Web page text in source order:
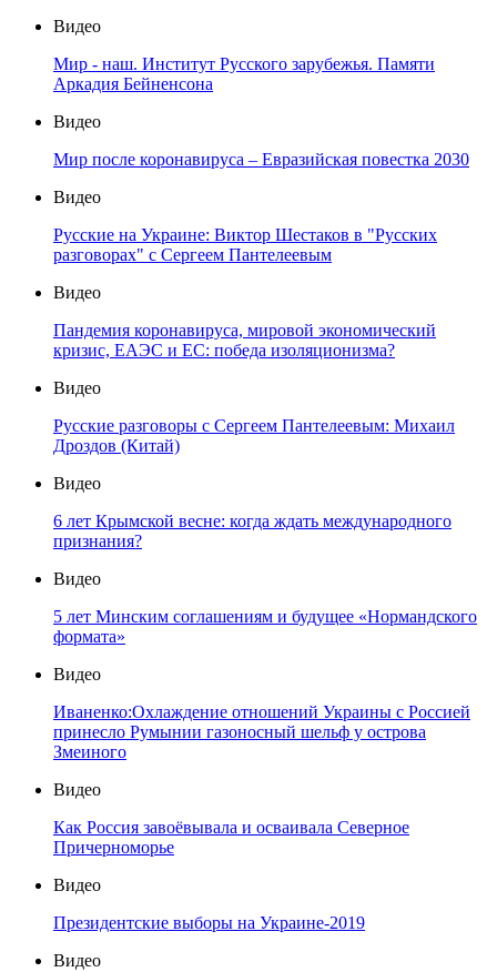
Видео
Мир - наш. Институт Русского зарубежья. Памяти
Аркадия Бейненсона
Видео
Мир после коронавируса – Евразийская повестка 2030
Видео
Русские на Украине: Виктор Шестаков в "Русских
разговорах" с Сергеем Пантелеевым
Видео
Пандемия коронавируса, мировой экономический
кризис, ЕАЭС и ЕС: победа изоляционизма?
Видео
Русские разговоры с Сергеем Пантелеевым: Михаил
Дроздов (Китай)
Видео
6 лет Крымской весне: когда ждать международного
признания?
Видео
5 лет Минским соглашениям и будущее «Нормандского
формата»
Видео
Иваненко:Охлаждение отношений Украины с Россией
принесло Румынии газоносный шельф у острова
Змеиного
Видео
Как Россия завоёвывала и осваивала Северное
Причерноморье
Видео
Президентские выборы на Украине-2019
Видео